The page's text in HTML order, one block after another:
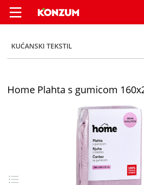
Home Plahta s gumicom
KUĆANSKI TEKSTIL
Home Plahta s gumicom